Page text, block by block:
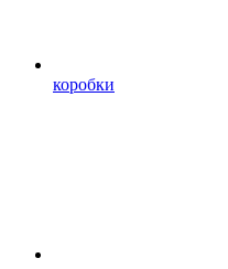
коробки